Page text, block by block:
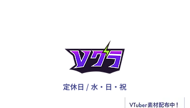
定休日 / 水・日・祝